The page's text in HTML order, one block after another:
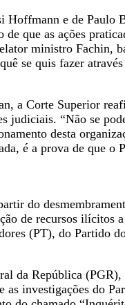
Hoffmann e de Paulo
que as ações
ministro Fachin,
se quis fazer
a Corte Superior
judiciais. “Não se
desta
é a prova de que o
do
de recursos ilícitos
(PT), do
da República
as investigações do